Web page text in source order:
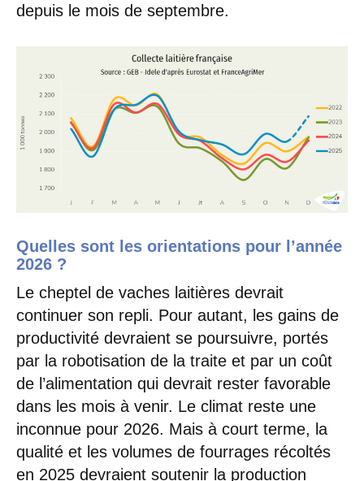
depuis le mois de septembre.
Quelles sont les orientations pour l’année
2026 ?
Le cheptel de vaches laitières devrait
continuer son repli. Pour autant, les gains de
productivité devraient se poursuivre, portés
par la robotisation de la traite et par un coût
de l’alimentation qui devrait rester favorable
dans les mois à venir. Le climat reste une
inconnue pour 2026. Mais à court terme, la
qualité et les volumes de fourrages récoltés
en 2025 devraient soutenir la production